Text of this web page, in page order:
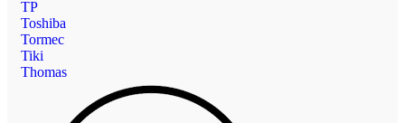
TP
Toshiba
Tormec
Tiki
Thomas